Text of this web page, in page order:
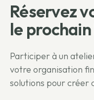
Réservez
le prochain
Participer à un
votre organisation
solutions pour créer